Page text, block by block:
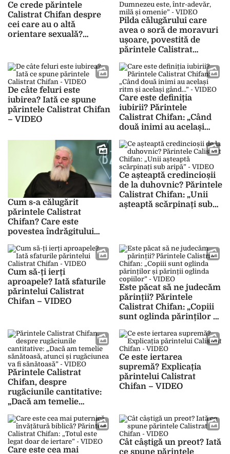
Ce crede părintele
Calistrat Chifan despre
cei care au o altă
orientare sexuală?
VIDEO
Pilda călugărului care
avea o soră de moravuri
ușoare, povestită de
părintele Calistrat
care vor să ne arate că
mila lui Dumnezeu este,
într-adevăr, milă și
omenie” – VIDEO
De câte feluri este
iubirea? Iată ce spune
părintele Calistrat Chifan
– VIDEO
Care este definiția
iubirii? Părintele
Calistrat Chifan: „Când
două inimi au același
VIDEO
Cum s-a călugărit
părintele Calistrat
Chifan? Care este
povestea îndrăgitului
Ce așteaptă credincioșii
de la duhovnic? Părintele
Calistrat Chifan: „Unii
așteaptă scărpinați sub
Cum să-ți ierți
aproapele? Iată sfaturile
părintelui Calistrat
Chifan – VIDEO
Este păcat să ne judecăm
părinții? Părintele
Calistrat Chifan: „Copiii
sunt oglinda părinților și
– VIDEO
Părintele Calistrat
Chifan, despre
rugăciunile cantitative:
„Dacă am temelie
rugăciunea va fi
sănătoasă” – VIDEO
Ce este iertarea
supremă? Explicația
părintelui Calistrat
Chifan – VIDEO
Care este cea mai
Cât câștigă un preot? Iată
ce spune părintele